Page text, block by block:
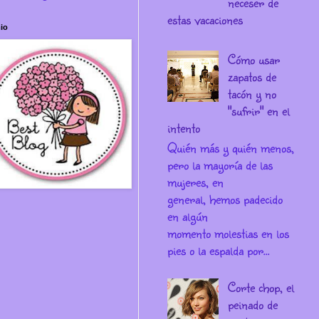
estas vacaciones
Cómo usar
zapatos de
tacón y no
"sufrir" en el
intento
Quién más y quién menos,
pero la mayoría de las
mujeres, en
general, hemos padecido
en algún
momento molestias en los
pies o la espalda por...
Corte chop, el
peinado de